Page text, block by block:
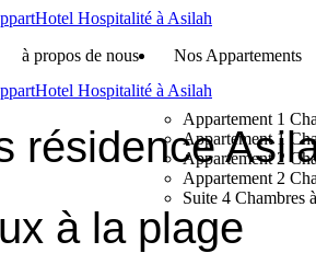
à propos de nous Nos Appartements
Appartement 1
Appartement 1
Appartement 2
Appartement 2
Suite 4 Chambres
résidence
à la plage